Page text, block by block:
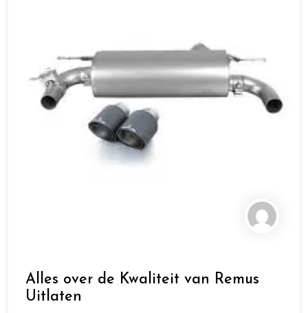
Alles over de Kwaliteit van Remus
Uitlaten